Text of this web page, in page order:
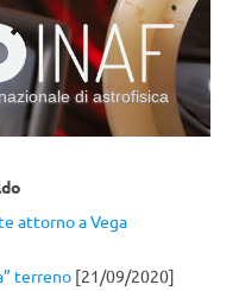
di astrofisica
attorno a Vega
terreno [21/09/2020]